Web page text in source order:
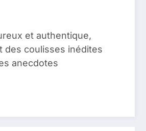
et authentique,
des coulisses inédites
anecdotes